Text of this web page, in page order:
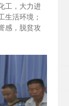
工，大力进
生活环境；
感，脱贫攻